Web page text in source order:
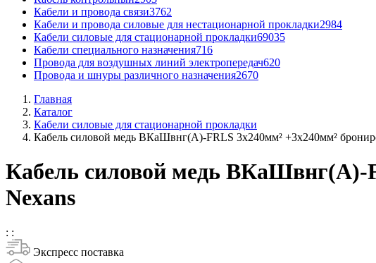
Кабели и провода связи3762
Кабели и провода силовые для нестационарной прокладки2984
Кабели силовые для стационарной прокладки69035
Кабели специального назначения716
Провода для воздушных линий электропередач620
Провода и шнуры различного назначения2670
Главная
Каталог
Кабели силовые для стационарной прокладки
Кабель силовой медь ВКаШвнг(A)-FRLS 3x240мм² +3x240мм²
Кабель силовой медь ВКаШвнг(A)-
Nexans
: :
Экспресс поставка